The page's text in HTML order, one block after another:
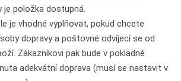
položka dostupná.
je vhodné vyplňovat, pokud chcete
dopravy a poštovné odvíjecí se od
Zákazníkovi pak bude v pokladně
adekvátní doprava (musí se nastavit v